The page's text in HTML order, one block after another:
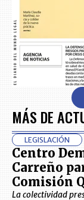
MÁS DE
LEGISLACIÓN
Centro
Carreño
Comisión
La colectividad